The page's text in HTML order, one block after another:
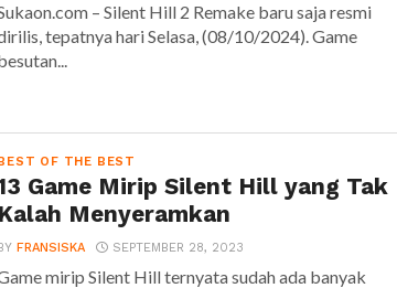
– Silent Hill 2 Remake baru saja resmi
tepatnya hari Selasa, (08/10/2024). Game
OF THE BEST
Game Mirip Silent Hill yang Tak
Kalah Menyeramkan
FRANSISKA SEPTEMBER 28, 2023
mirip Silent Hill ternyata sudah ada banyak